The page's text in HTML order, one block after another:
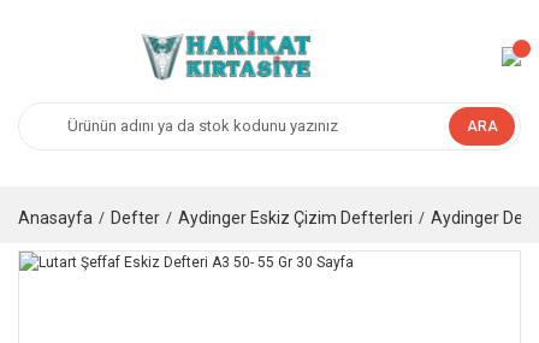
ARA
Anasayfa Defter Aydinger Eskiz Çizim Defterleri Aydinger